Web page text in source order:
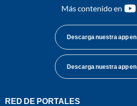
Más contenido en
Descarga nuestra app en
Descarga nuestra app en
RED DE PORTALES